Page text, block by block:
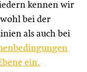
kennen wir
bei der
als auch bei
ein.